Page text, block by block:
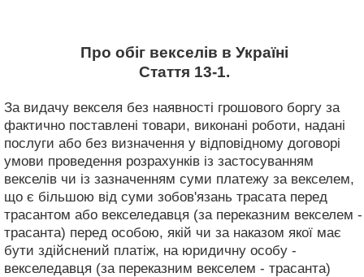
Про обіг векселів в Україні
Стаття 13-1.
За видачу векселя без наявності грошового боргу за
фактично поставлені товари, виконані роботи, надані
послуги або без визначення у відповідному договорі
умови проведення розрахунків із застосуванням
векселів чи із зазначенням суми платежу за векселем,
що є більшою від суми зобов'язань трасата перед
трасантом або векселедавця (за переказним векселем -
трасанта) перед особою, якій чи за наказом якої має
бути здійснений платіж, на юридичну особу -
векселедавця (за переказним векселем - трасанта)